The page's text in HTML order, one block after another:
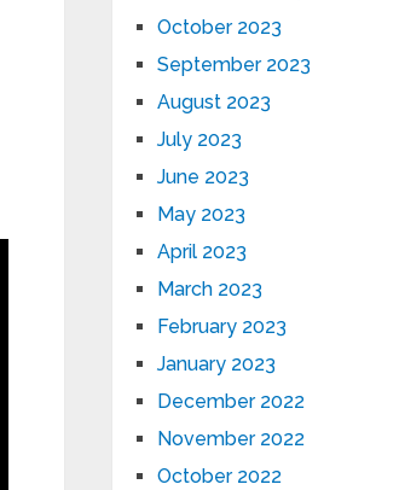
October 2023
September 2023
August 2023
July 2023
June 2023
May 2023
April 2023
March 2023
February 2023
January 2023
December 2022
November 2022
October 2022